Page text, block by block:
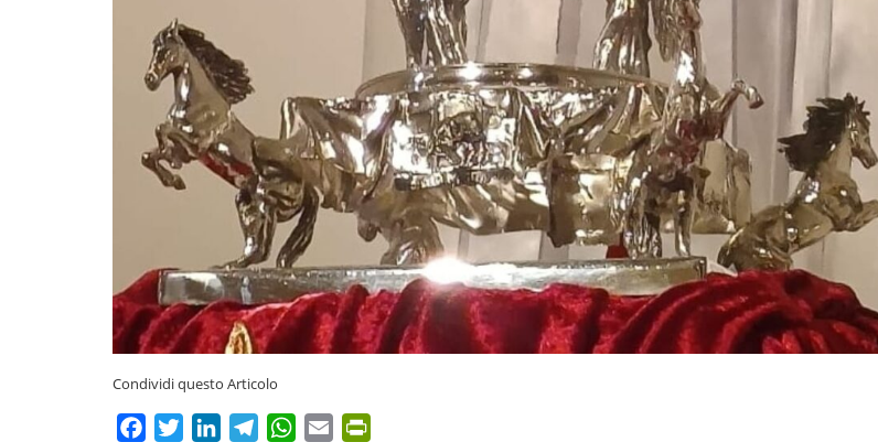
Condividi questo Articolo
FacebookTwitterLinkedInTelegramWhatsApp
Email